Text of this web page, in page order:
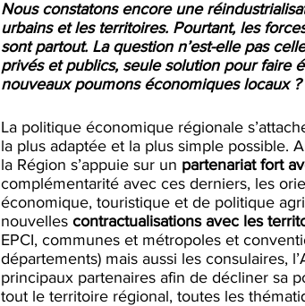
Nous constatons encore une
urbains et les territoires. Pourtant, les
sont partout. La question n’est-elle pas
privés et publics, seule solution pour faire
nouveaux poumons économiques locaux ?
La politique économique régionale
la plus adaptée et la plus simple possible.
la Région s’appuie sur un partenariat fort
complémentarité avec ces derniers, les
économique, touristique et de politique
nouvelles contractualisations avec les
EPCI, communes et métropoles et
départements) mais aussi les consulaires,
principaux partenaires afin de décliner sa
tout le territoire régional, toutes les